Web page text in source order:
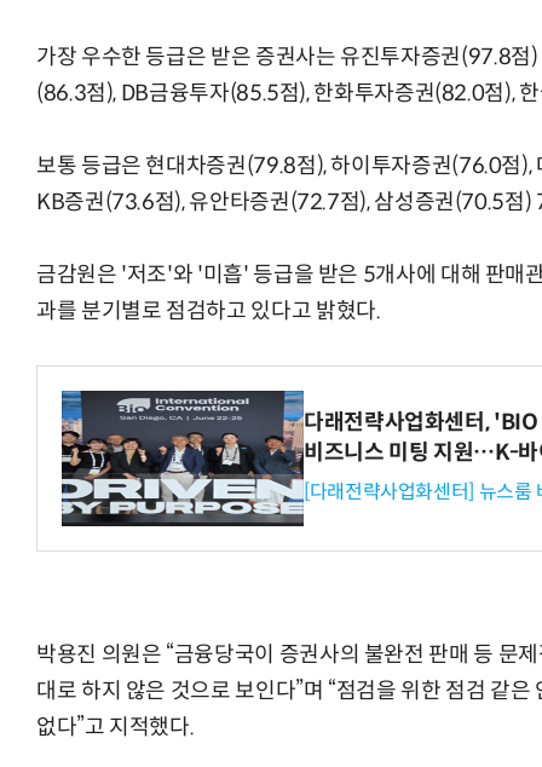
가장 우수한 등급은 받은 증권사는 유진투자증권(97.8점
(86.3점), DB금융투자(85.5점), 한화투자증권(82.0점),
보통 등급은 현대차증권(79.8점), 하이투자증권(76.0점
KB증권(73.6점), 유안타증권(72.7점), 삼성증권(70.5점)
금감원은 '저조'와 '미흡' 등급을 받은 5개사에 대해 판매
과를 분기별로 점검하고 있다고 밝혔다.
다래전략사업화센터,
비즈니스 미팅 지원…K-바
[다래전략사업화센터] 뉴스룸
박용진 의원은 “금융당국이 증권사의 불완전 판매 등 문
대로 하지 않은 것으로 보인다”며 “점검을 위한 점검 같
없다”고 지적했다.